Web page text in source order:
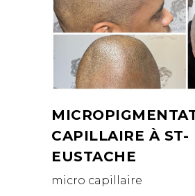
CAPILLAIRE À ST-
EUSTACHE
micro capillaire